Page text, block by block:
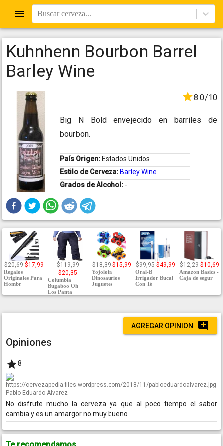
Buscar cerveza...
Kuhnhenn Bourbon Barrel
Barley Wine
8.0/10
Big N Bold envejecido en barriles de
bourbon.
País Origen: Estados Unidos
Estilo de Cerveza: Barley Wine
Grados de Alcohol: -
$20,69 $17,99
Regalos
Originales Para
Hombr
$119,99
$20,35
Columbia
Bugaboo Oh
Los Panta
$18,39 $15,99
Yojoloin
Dinosaurios
Juguetes
$99,95 $49,99
Oral-B
Irrigador Bucal
Con Te
$12,29 $10,69
Amazon Basics -
Caja de segur
AGREGAR OPINION
Opiniones
8
Pablo Eduardo Alvarez
No disfrute mucho la cerveza ya que al poco tiempo el sabor
cambia y es un amargor no muy bueno
Te recomendamos